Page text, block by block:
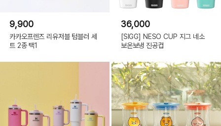
9,900
카카오프렌즈 리유저블 텀블러 세
트 2종 택1
36,000
[SIGG] NESO CUP 지그 네소
보온보냉 진공컵